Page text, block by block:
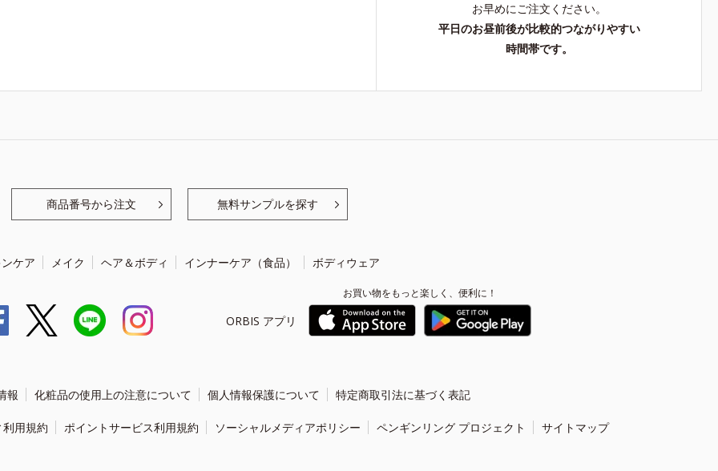
お早めにご注文ください。
平日のお昼前後が比較的つながりやすい
時間帯です。
商品番号から注文 無料サンプルを探す
ケア メイク ヘア＆ボディ インナーケア（食品） ボディウェア
ORBIS アプリ
お買い物をもっと楽しく、便利に！
報 化粧品の使用上の注意について 個人情報保護について 特定商取引法に基づく表記
用規約 ポイントサービス利用規約 ソーシャルメディアポリシー ペンギンリング プロジェクト サイトマップ